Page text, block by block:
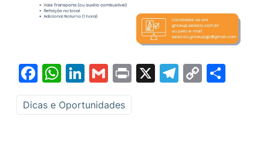
Facebook
WhatsApp
LinkedIn
GmailPrint
X Telegram
Copy
Dicas e Oportunidades